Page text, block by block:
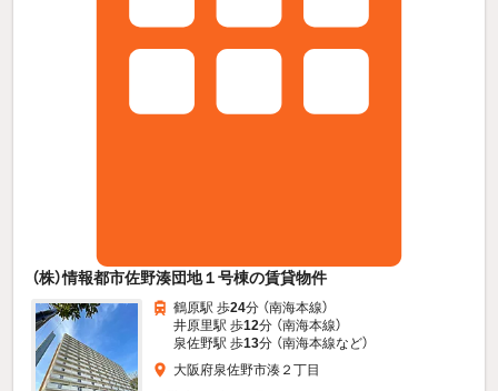
（株）情報都市佐野湊団地１号棟の賃貸物件
鶴原駅 歩24分 （南海本線）
井原里駅 歩12分 （南海本線）
泉佐野駅 歩13分 （南海本線など）
大阪府泉佐野市湊２丁目